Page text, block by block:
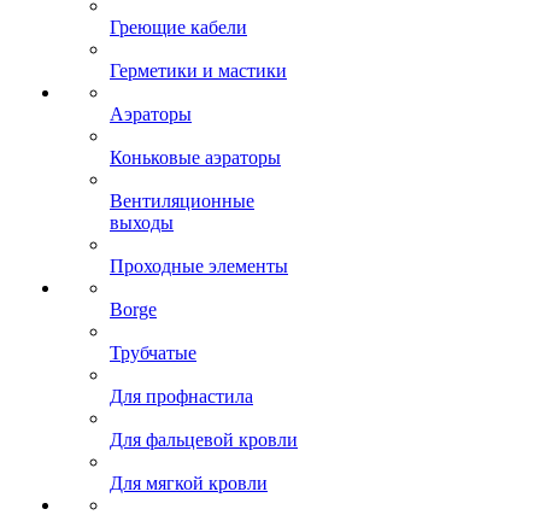
Греющие кабели
Герметики и мастики
Аэраторы
Коньковые аэраторы
Вентиляционные
выходы
Проходные элементы
Borge
Трубчатые
Для профнастила
Для фальцевой кровли
Для мягкой кровли